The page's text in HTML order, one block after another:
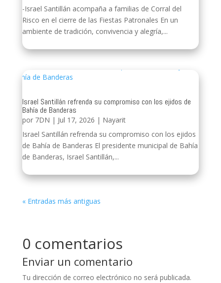
-Israel Santillán acompaña a familias de Corral del
Risco en el cierre de las Fiestas Patronales En un
ambiente de tradición, convivencia y alegría,...
Israel Santillán refrenda su compromiso con los ejidos de
Bahía de Banderas
por 7DN | Jul 17, 2026 | Nayarit
Israel Santillán refrenda su compromiso con los ejidos
de Bahía de Banderas El presidente municipal de Bahía
de Banderas, Israel Santillán,...
« Entradas más antiguas
0 comentarios
Enviar un comentario
Tu dirección de correo electrónico no será publicada.